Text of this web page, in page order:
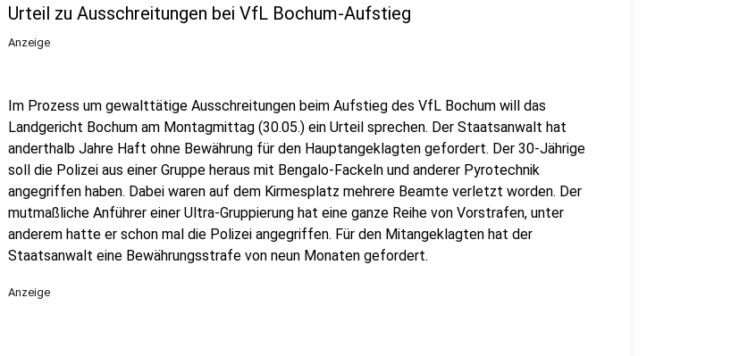
Urteil zu Ausschreitungen bei VfL Bochum-Aufstieg
Anzeige
Im Prozess um gewalttätige Ausschreitungen beim Aufstieg des VfL Bochum will das
Landgericht Bochum am Montagmittag (30.05.) ein Urteil sprechen. Der Staatsanwalt hat
anderthalb Jahre Haft ohne Bewährung für den Hauptangeklagten gefordert. Der 30-Jährige
soll die Polizei aus einer Gruppe heraus mit Bengalo-Fackeln und anderer Pyrotechnik
angegriffen haben. Dabei waren auf dem Kirmesplatz mehrere Beamte verletzt worden. Der
mutmaßliche Anführer einer Ultra-Gruppierung hat eine ganze Reihe von Vorstrafen, unter
anderem hatte er schon mal die Polizei angegriffen. Für den Mitangeklagten hat der
Staatsanwalt eine Bewährungsstrafe von neun Monaten gefordert.
Anzeige